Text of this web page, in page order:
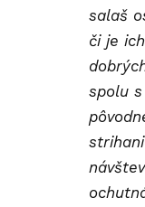
salaš
či je
spolu